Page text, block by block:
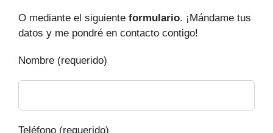
O mediante el siguiente formulario. ¡Mándame tus
datos y me pondré en contacto contigo!
Nombre (requerido)
Teléfono (requerido)